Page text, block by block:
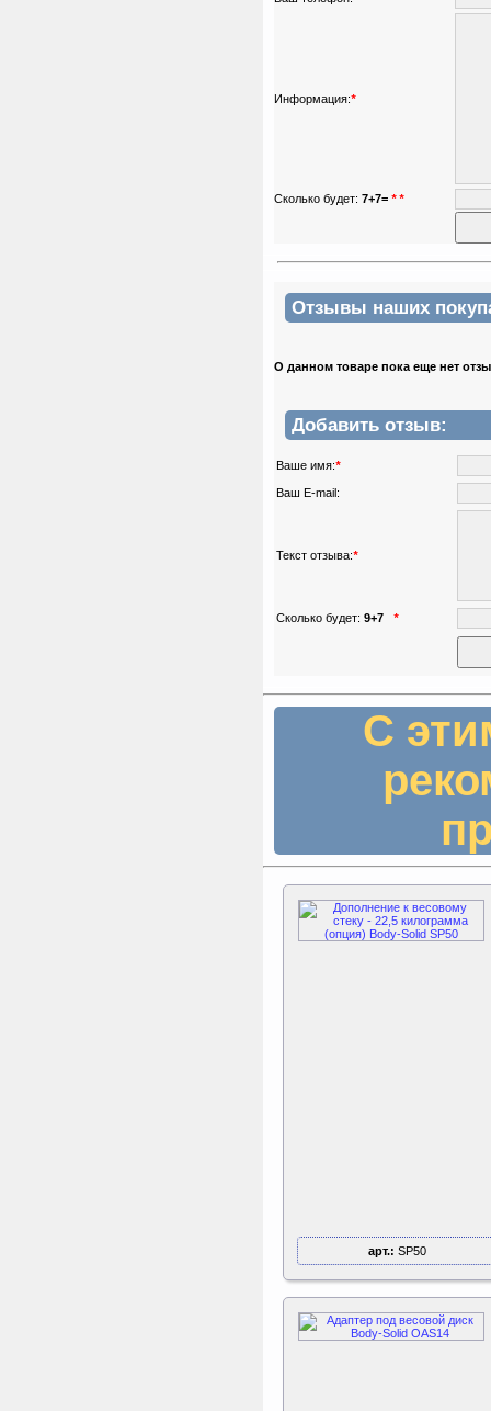
Информация:*
Сколько будет: 7+7= * *
Отзывы наших
О данном товаре пока еще нет
Добавить отзыв:
Ваше имя:*
Ваш E-mail:
Текст отзыва:*
Сколько будет: 9+7 *
С
арт.: SP50